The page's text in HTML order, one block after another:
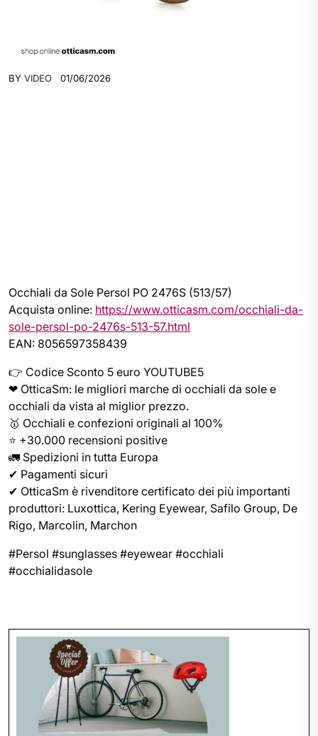
BY VIDEO 01/06/2026
Occhiali da Sole Persol PO 2476S (513/57)
Acquista online: https://www.otticasm.com/occhiali-da-
sole-persol-po-2476s-513-57.html
EAN: 8056597358439
👉 Codice Sconto 5 euro YOUTUBE5
❤ OtticaSm: le migliori marche di occhiali da sole e
occhiali da vista al miglior prezzo.
🥇 Occhiali e confezioni originali al 100%
⭐ +30.000 recensioni positive
🚛 Spedizioni in tutta Europa
✔ Pagamenti sicuri
✔ OtticaSm è rivenditore certificato dei più importanti
produttori: Luxottica, Kering Eyewear, Safilo Group, De
Rigo, Marcolin, Marchon
#Persol #sunglasses #eyewear #occhiali
#occhialidasole
articoli